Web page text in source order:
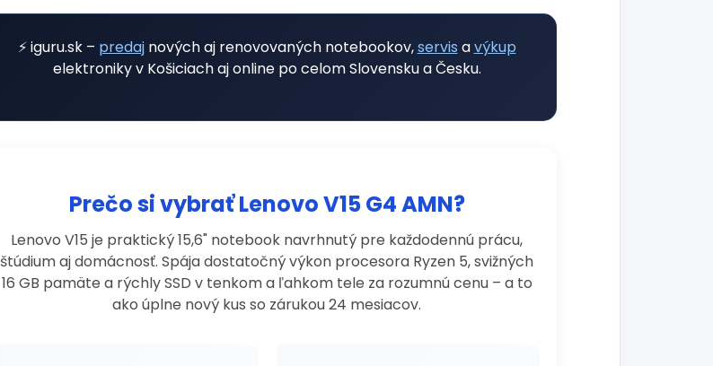
⚡ iguru.sk – predajnových aj renovovaných notebookov,servis avýkup
elektroniky v Košiciach aj online po celom Slovensku a Česku.
Prečo si vybrať Lenovo V15 G4 AMN?
Lenovo V15 je praktický 15,6" notebook navrhnutý pre každodennú prácu,
štúdium aj domácnosť. Spája dostatočný výkon procesora Ryzen 5, svižných
16 GB pamäte a rýchly SSD v tenkom a ľahkom tele za rozumnú cenu – a to
ako úplne nový kus so zárukou 24 mesiacov.